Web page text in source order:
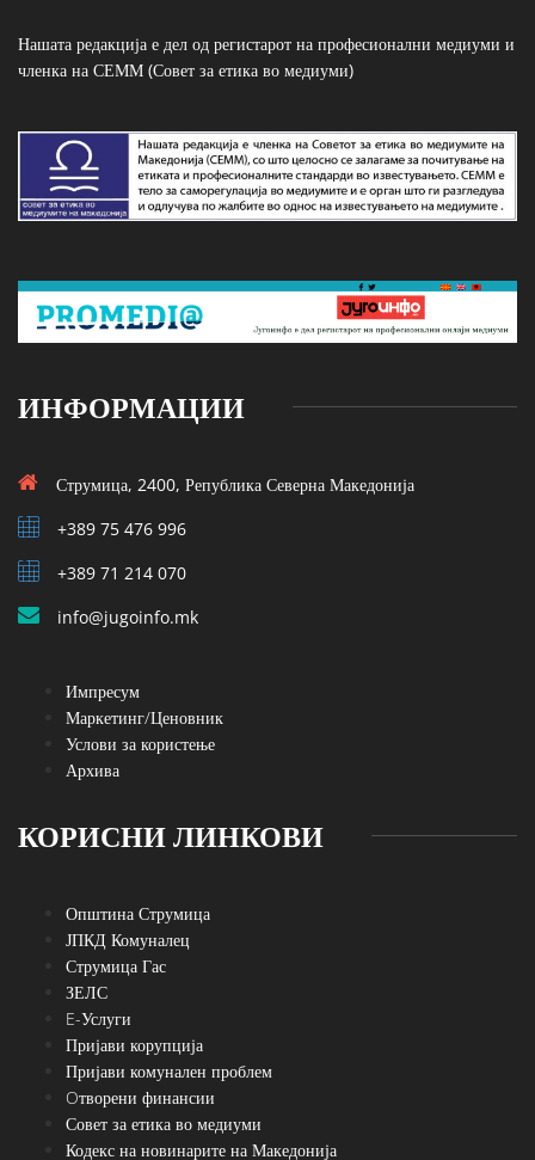
Нашата редакција е дел од регистарот на професионални медиуми и
членка на СЕММ (Совет за етика во медиуми)
ИНФОРМАЦИИ
Струмица, 2400, Република Северна Македонија
+389 75 476 996
+389 71 214 070
info@jugoinfo.mk
Импресум
Маркетинг/Ценовник
Услови за користење
Архива
КОРИСНИ ЛИНКОВИ
Општина Струмица
ЈПКД Комуналец
Струмица Гас
ЗЕЛС
E-Услуги
Пријави корупција
Пријави комунален проблем
Oтворени финансии
Совет за етика во медиуми
Кодекс на новинарите на Македонија